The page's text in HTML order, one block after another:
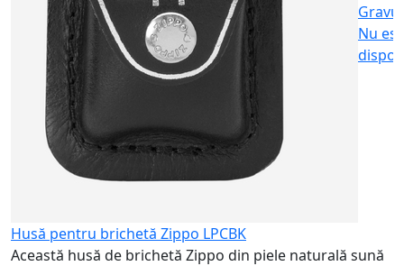
Nu
Husă pentru brichetă Zippo LPCBK
Această husă de brichetă Zippo din piele naturală sună